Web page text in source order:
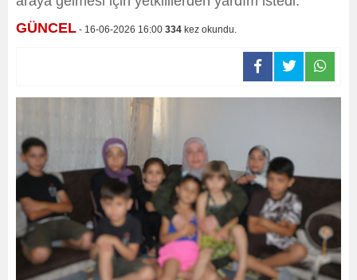
GÜNCEL - 16-06-2026 16:00 334 kez okundu.